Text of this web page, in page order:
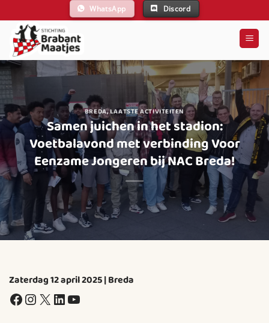
naar
inhoud
WhatsApp Discord
BREDA,LAATSTE ACTIVITEITEN
Samen juichen in het stadion:
Voetbalavond met verbinding Voor
Eenzame Jongeren bij NAC Breda!
Zaterdag 12 april 2025 | Breda
Facebook
Instagram
X LinkedIn
YouTube